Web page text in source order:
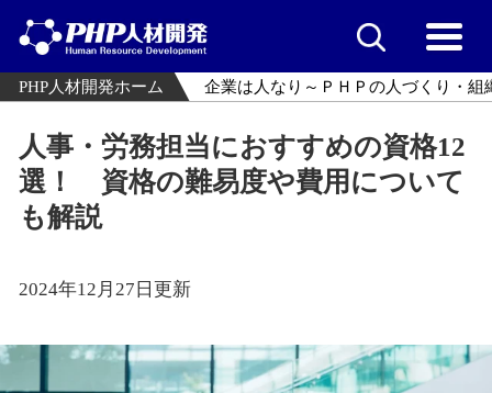
PHP人材開発ホーム 企業は人なり～ＰＨＰの人づくり・組
人事・労務担当におすすめの資格12
選！ 資格の難易度や費用について
も解説
2024年12月27日更新